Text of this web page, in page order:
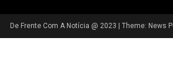
De Frente Com A Notícia @ 2023 | Theme: News